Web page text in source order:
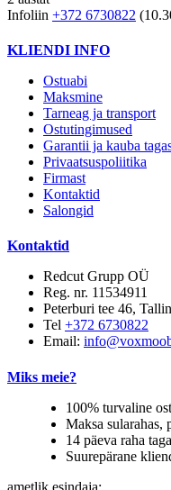
Infoliin +372 6730822
KLIENDI INFO
Ostuabi
Maksmine
Tarneag ja transport
Ostutingimused
Garantii ja kauba
Privaatsuspoliitika
Firmast
Kontaktid
Salongid
Kontaktid
Redcut Grupp OÜ
Reg. nr. 11534911
Peterburi tee 46,
Tel +372 6730822
Email:
Miks meie?
100% turvaline
Maksa sularahas,
14 päeva raha
Suurepärane
ametlik esindaja: